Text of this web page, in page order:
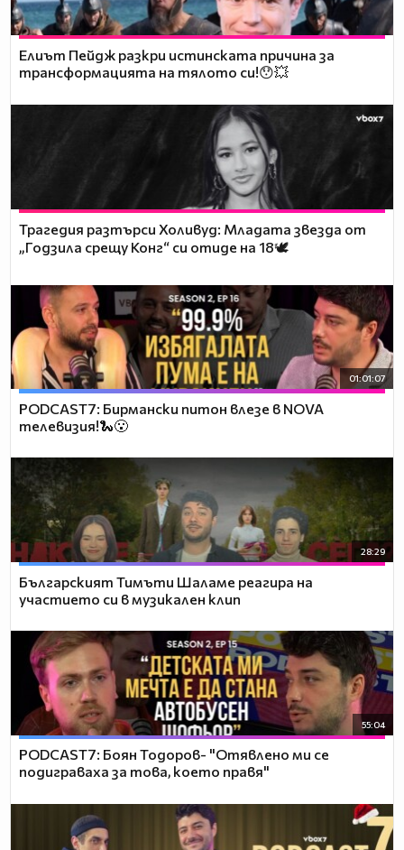
Елиът Пейдж разкри истинската причина за
трансформацията на тялото си!😯💥
Трагедия разтърси Холивуд: Младата звезда от
„Годзила срещу Конг“ си отиде на 18🕊️
01:01:07
PODCAST7: Бирмански питон влезе в NOVA
телевизия!🐍😮
28:29
Българският Тимъти Шаламе реагира на
участието си в музикален клип
55:04
PODCAST7: ‪Боян Тодоров- "Отявлено ми се
подиграваха за това, което правя"